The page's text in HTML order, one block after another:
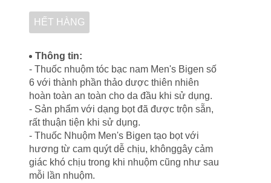
HẾT HÀNG
Thông tin:
- Thuốc nhuộm tóc bạc nam Men's Bigen số
6 với thành phần thảo dược thiên nhiên
hoàn toàn an toàn cho da đầu khi sử dụng.
- Sản phẩm với dạng bọt đã được trộn sẵn,
rất thuận tiện khi sử dụng.
- Thuốc Nhuộm Men's Bigen tạo bọt với
hương từ cam quýt dễ chịu, khônggây cảm
giác khó chịu trong khi nhuộm cũng như sau
mỗi lần nhuộm.